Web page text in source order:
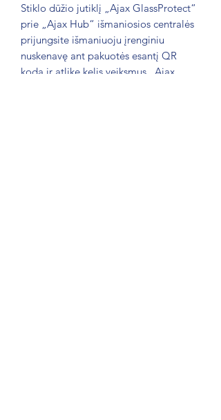
Stiklo dūžio jutiklį „Ajax GlassProtect“
prie „Ajax Hub“ išmaniosios centralės
prijungsite išmaniuoju įrenginiu
nuskenavę ant pakuotės esantį QR
kodą ir atlikę kelis veiksmus „Ajax